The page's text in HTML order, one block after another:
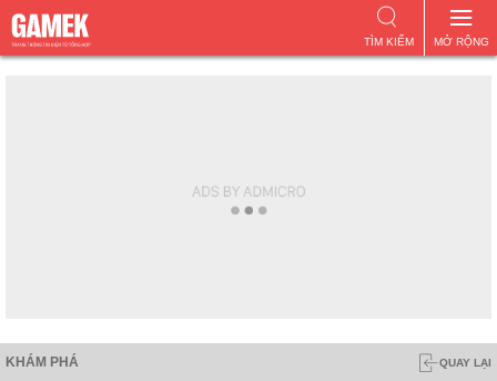
MỞ RỘNG
TÌM KIẾM
KHÁM PHÁ QUAY LẠI